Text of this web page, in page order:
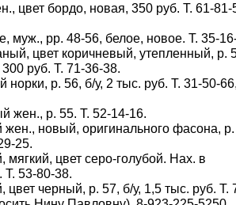
цвет бордо, новая, 350 руб. Т. 61-81-
муж., рр. 48-56, белое, новое. Т. 35-
цвет коричневый, утепленный, р.
300 руб. Т. 71-36-38.
норки, р. 56, б/у, 2 тыс. руб. Т. 31-50-
жен., р. 55. Т. 52-14-16.
жен., новый, оригинального фасона,
25.
мягкий, цвет серо-голубой. Нах. в
53-80-38.
цвет черный, р. 57, б/у, 1,5 тыс. руб. Т.